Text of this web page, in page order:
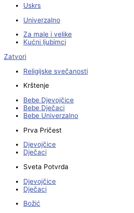
Uskrs
Univerzalno
Za male i velike
Kućni ljubimci
Zatvori
Religijske svečanosti
Krštenje
Bebe Djevojčice
Bebe Dječaci
Bebe Univerzalno
Prva Pričest
Djevojčice
Dječaci
Sveta Potvrda
Djevojčice
Dječaci
Božić